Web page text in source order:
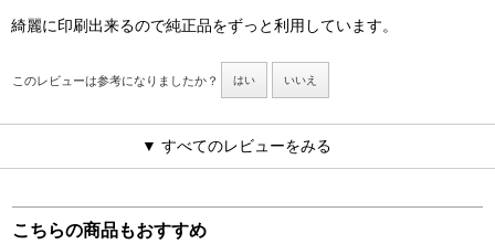
綺麗に印刷出来るので純正品をずっと利用しています。
このレビューは参考になりましたか？ はい いいえ
▼ すべてのレビューをみる
こちらの商品もおすすめ